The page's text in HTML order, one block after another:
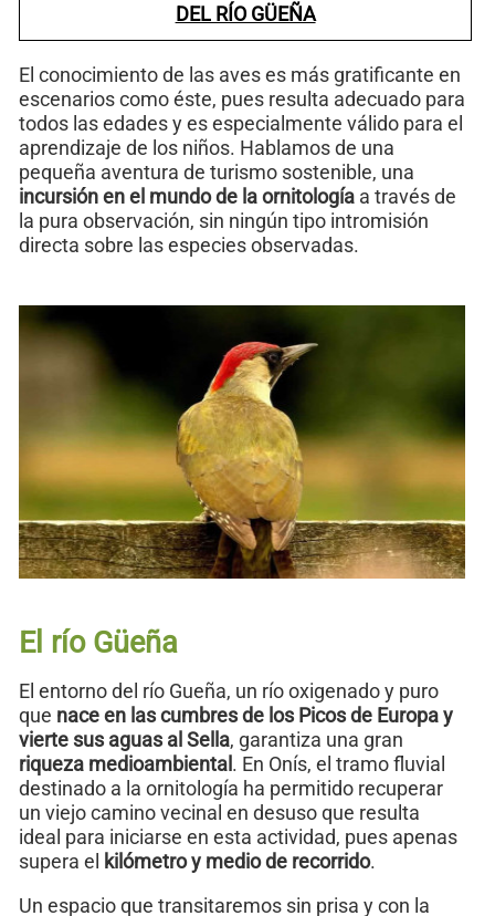
DEL RÍO GÜEÑA
El conocimiento de las aves es más gratificante en
escenarios como éste, pues resulta adecuado para
todos las edades y es especialmente válido para el
aprendizaje de los niños. Hablamos de una
pequeña aventura de turismo sostenible, una
incursión en el mundo de la ornitología a través de
la pura observación, sin ningún tipo intromisión
directa sobre las especies observadas.
El río Güeña
El entorno del río Gueña, un río oxigenado y puro
que nace en las cumbres de los Picos de Europa y
vierte sus aguas al Sella, garantiza una gran
riqueza medioambiental . En Onís, el tramo fluvial
destinado a la ornitología ha permitido recuperar
un viejo camino vecinal en desuso que resulta
ideal para iniciarse en esta actividad, pues apenas
supera el kilómetro y medio de recorrido.
Un espacio que transitaremos sin prisa y con la